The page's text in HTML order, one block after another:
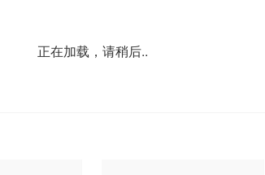
正在加载，请稍后..